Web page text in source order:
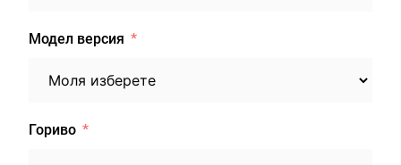
Модел версия
Гориво